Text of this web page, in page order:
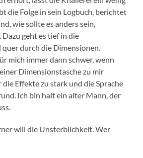
die Folge in sein Logbuch, berichtet
wie sollte es anders sein,
geht es tief in die
durch die Dimensionen.
mich immer dann schwer, wenn
Dimensionstasche zu mir
Effekte zu stark und die Sprache
Ich bin halt ein alter Mann, der
will die Unsterblichkeit. Wer